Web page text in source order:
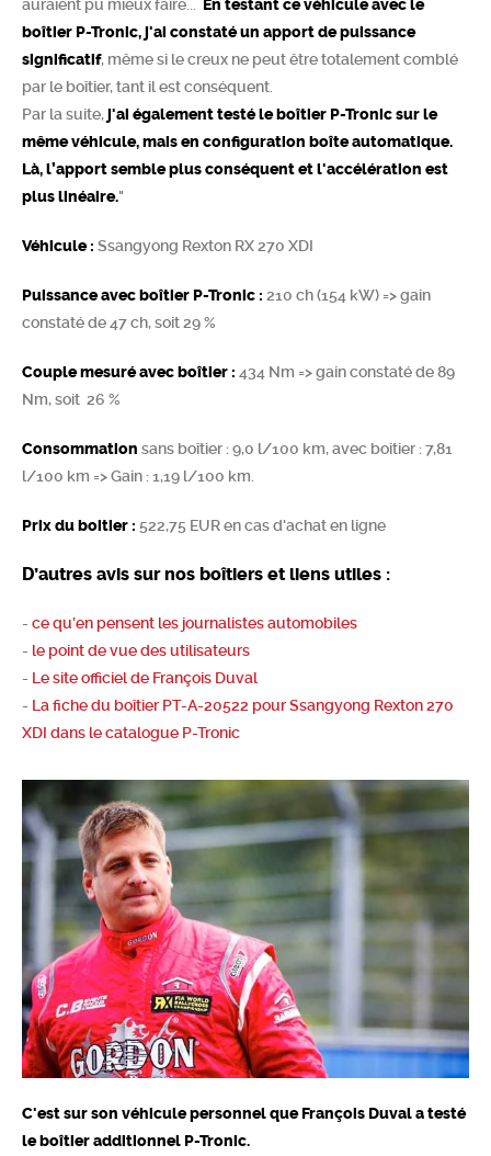
auraient pu mieux faire... En testant ce véhicule avec le
boîtier P-Tronic, j'ai constaté un apport de puissance
significatif, même si le creux ne peut être totalement comblé
par le boîtier, tant il est conséquent.
Par la suite,j'ai également testé le boîtier P-Tronic sur le
même véhicule, mais en configuration boîte automatique.
Là, l’apport semble plus conséquent et l'accélération est
plus linéaire."
Véhicule : Ssangyong Rexton RX 270 XDI
Puissance avec boîtier P-Tronic : 210 ch (154 kW) => gain
constaté de 47 ch, soit 29 %
Couple mesuré avec boîtier : 434 Nm => gain constaté de 89
Nm, soit 26 %
Consommation sans boîtier : 9,0 l/100 km, avec boitier : 7,81
l/100 km => Gain : 1,19 l/100 km.
Prix du boitier : 522,75 EUR en cas d'achat en ligne
D’autres avis sur nos boîtiers et liens utiles :
- ce qu’en pensent les journalistes automobiles
- le point de vue des utilisateurs
- Le site officiel de François Duval
- La fiche du boîtier PT-A-20522 pour Ssangyong Rexton 270
XDI dans le catalogue P-Tronic
C'est sur son véhicule personnel que François Duval a testé
le boîtier additionnel P-Tronic.